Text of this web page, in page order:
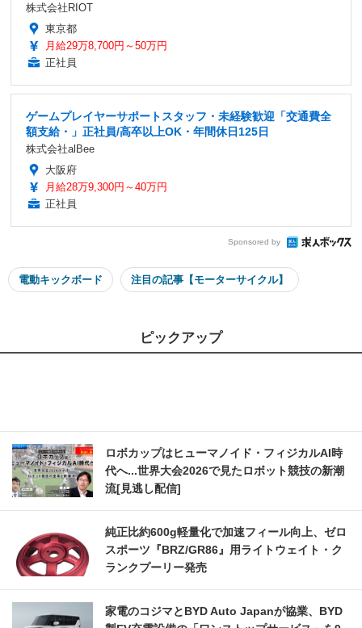
株式会社RIOT
東京都
月給29万8,700円～50万円
正社員
ゲームプレイヤーサポートスタッフ・未経験歓迎「交通費全
額支給・」正社員/高卒以上OK・年間休日125日
株式会社alBee
大阪府
月給28万9,300円～40万円
正社員
Sponsored by
電動キックボード 注目の記事【モーターサイクル】
ピックアップ
ロボカップはヒューマノイド・フィジカルAI時
代へ...世界大会2026で見たロボット競技の新潮
流[見逃し配信]
純正比約600g軽量化で加速フィール向上、ゼロ
スポーツ『BRZ/GR86』用ライトウェイト・ク
ランクプーリー発売
家電のコジマとBYD Auto Japanが協業、BYD